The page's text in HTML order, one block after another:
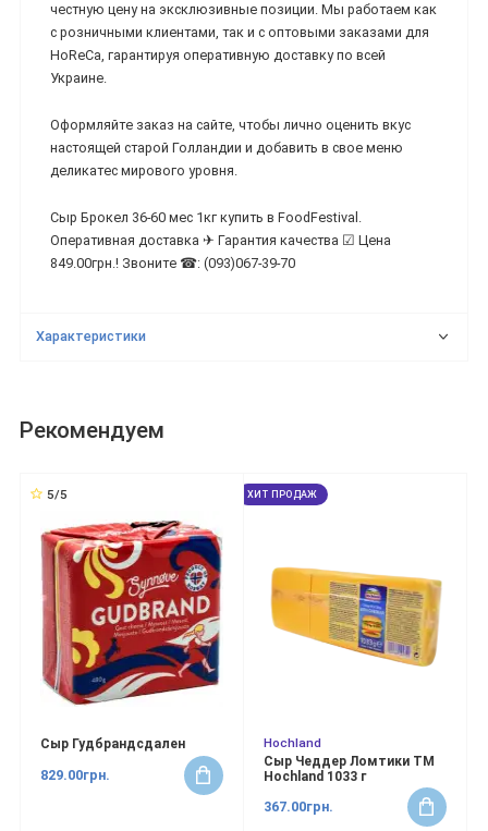
честную цену на эксклюзивные позиции. Мы работаем как
с розничными клиентами, так и с оптовыми заказами для
HoReCa, гарантируя оперативную доставку по всей
Украине.
Оформляйте заказ на сайте, чтобы лично оценить вкус
настоящей старой Голландии и добавить в свое меню
деликатес мирового уровня.
Сыр Брокел 36-60 мес 1кг купить в FoodFestival.
Оперативная доставка ✈ Гарантия качества ☑ Цена
849.00грн.! Звоните ☎: (093)067-39-70
Характеристики
Рекомендуем
5/5
Сыр Гудбрандсдален
829.00грн.
ХИТ ПРОДАЖ
Hochland
Сыр Чеддер Ломтики ТМ
Hochland 1033 г
367.00грн.